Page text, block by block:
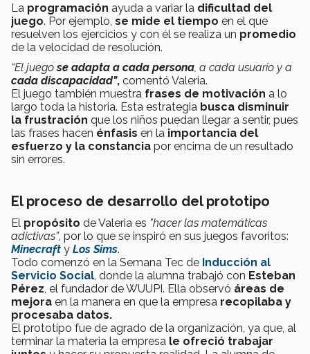
La programación ayuda a variar la dificultad del
juego. Por ejemplo, se mide el tiempo en el que
resuelven los ejercicios y con él se realiza un promedio
de la velocidad de resolución.
“El juegose adapta a cada persona , a cada usuario y a
cada discapacidad", comentó Valeria.
El juego también muestra frases de motivación a lo
largo toda la historia. Esta estrategia busca disminuir
la frustración que los niños puedan llegar a sentir, pues
las frases hacen énfasis en la importancia del
esfuerzo y la constancia por encima de un resultado
sin errores.
El proceso de desarrollo del prototipo
El propósito de Valeria es "hacer las matemáticas
adictivas”, por lo que se inspiró en sus juegos favoritos:
Minecraft y Los Sims.
Todo comenzó en la Semana Tec de Inducción al
Servicio Social , donde la alumna trabajó con Esteban
Pérez , el fundador de WUUPI. Ella observó áreas de
mejora en la manera en que la empresa recopilaba y
procesaba datos.
El prototipo fue de agrado de la organización, ya que, al
terminar la materia la empresa le ofreció trabajar